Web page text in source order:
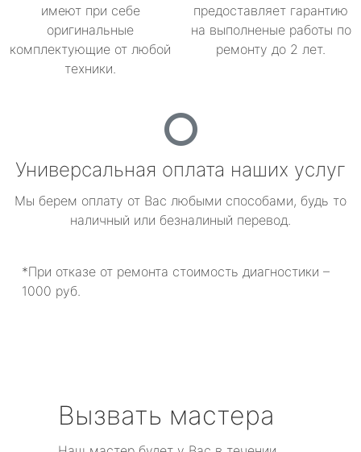
имеют при себе
оригинальные
комплектующие от любой
техники.
предоставляет гарантию
на выполненые работы по
ремонту до 2 лет.
Универсальная оплата наших услуг
Мы берем оплату от Вас любыми способами, будь то
наличный или безналиный перевод.
*При отказе от ремонта стоимость диагностики –
1000 руб.
Вызвать мастера